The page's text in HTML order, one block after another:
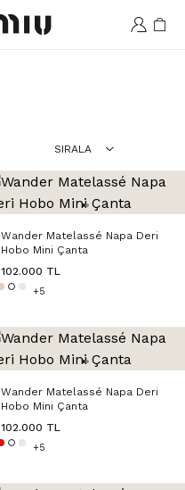
MiuMiu logo
SIRALA
Wander Matelassé Napa Deri
Hobo Mini Çanta
102.000 TL
+5
Wander Matelassé Napa Deri
Hobo Mini Çanta
102.000 TL
+5